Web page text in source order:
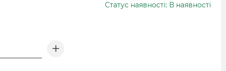
Статус наявності: В наявності